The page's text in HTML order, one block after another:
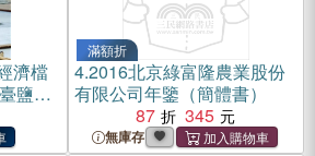
濟檔
鹽實
(電子
滿額折
4.2016北京綠富隆農業股份
有限公司年鑒（簡體書）
87
345
無庫存